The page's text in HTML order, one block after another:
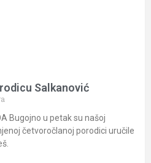
Salkanović
Bugojno u petak su našoj
četvoročlanoj porodici uručile